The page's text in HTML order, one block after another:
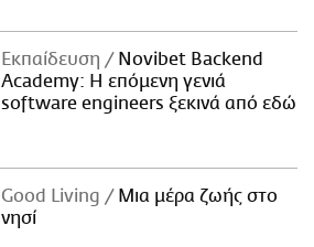
Εκπαίδευση
Novibet Backend
Academy: Η επόμενη γενιά
software engineers ξεκινά από εδώ
Good Living
Μια μέρα ζωής στο
νησί